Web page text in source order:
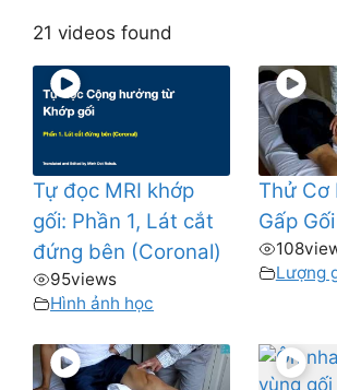
21 videos found
Tự đọc MRI khớp
gối: Phần 1, Lát cắt
đứng bên (Coronal)
95views
Hình ảnh học
Thử Cơ
Gấp Gối
108
Lượng